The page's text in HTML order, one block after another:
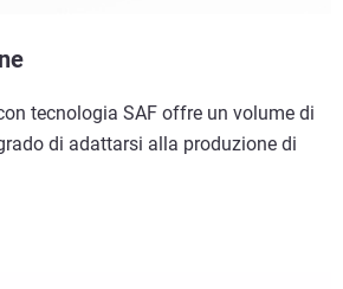
tecnologia SAF offre un volume di
di adattarsi alla produzione di